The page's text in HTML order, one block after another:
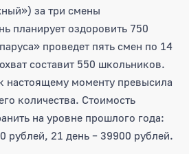
за три смены
планирует оздоровить 750
проведет пять смен по 14
составит 550 школьников.
настоящему моменту превысила
количества. Стоимость
на уровне прошлого года:
рублей, 21 день – 39900 рублей.